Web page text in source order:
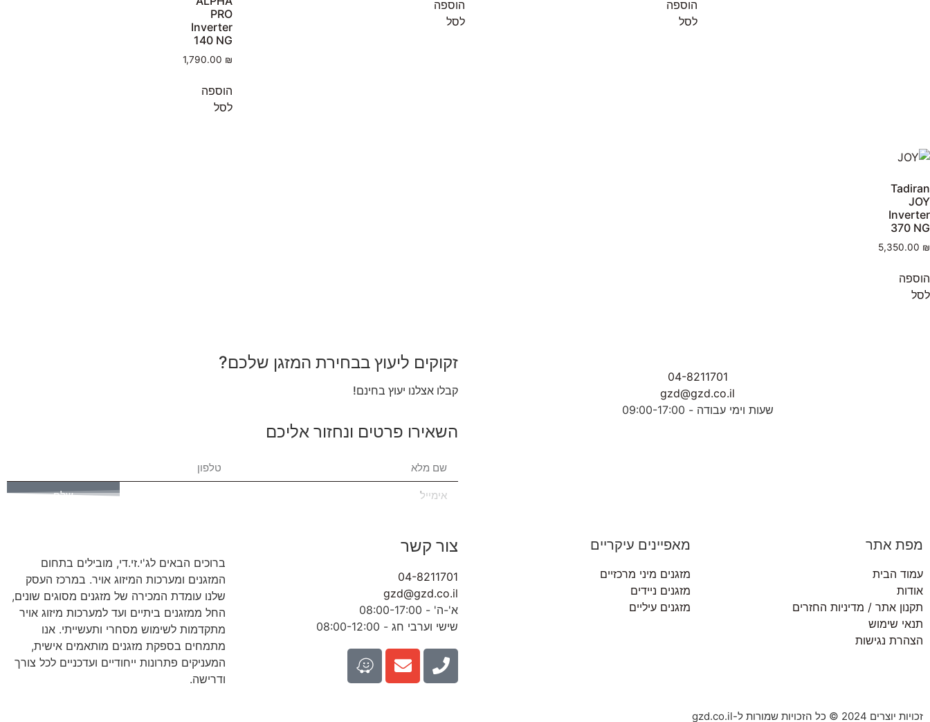
הוספה
לסל
הוספה
לסל
PRO
Inverter
140 NG
1,790.00 ₪
הוספה
לסל
Tadiran
JOY
Inverter
370 NG
5,350.00 ₪
הוספה
לסל
04-8211701
gzd@gzd.co.il
שעות וימי עבודה - 09:00-17:00
זקוקים ליעוץ בבחירת המזגן שלכם?
קבלו אצלנו יעוץ בחינם!
השאירו פרטים ונחזור אליכם
שלח
מפת אתר
עמוד הבית
אודות
תקנון אתר / מדיניות החזרים
תנאי שימוש
הצהרת נגישות
מאפיינים עיקריים
מזגנים מיני מרכזיים
מזגנים ניידים
מזגנים עיליים
צור קשר
04-8211701
gzd@gzd.co.il
א'-ה' - 08:00-17:00
שישי וערבי חג - 08:00-12:00
ברוכים הבאים לג'י.זי.די, מובילים בתחום
המזגנים ומערכות המיזוג אויר. במרכז העסק
שלנו עומדת המכירה של מזגנים מסוגים שונים,
החל ממזגנים ביתיים ועד למערכות מיזוג אויר
מתקדמות לשימוש מסחרי ותעשייתי. אנו
מתמחים בספקת מזגנים מותאמים אישית,
המעניקים פתרונות ייחודיים ועדכניים לכל צורך
ודרישה.
זכויות יוצרים 2024 © כל הזכויות שמורות ל-gzd.co.il